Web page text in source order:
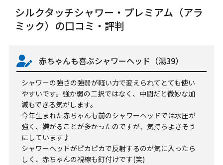
シルクタッチシャワー・プレミアム（アラ
ミック）の口コミ・評判
赤ちゃんも喜ぶシャワーヘッド（湯39）
シャワーの強さの強弱が軽い力で変えられてとても使い
やすいです。強か弱の二択ではなく、中間だと微妙な加
減もできる気がします。
今年生まれた赤ちゃんも前のシャワーヘッドでは水圧が
強く、嫌がることが多かったのですが、気持ちよさそう
にしています♪
シャワーヘッドがピカピカで反射するのが気に入ったら
しく、赤ちゃんの視線も釘付けです(笑)